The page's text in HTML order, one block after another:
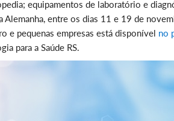
equipamentos de laboratório e
Alemanha, entre os dias 11 e 19 de
e pequenas empresas está disponível no
para a Saúde RS.